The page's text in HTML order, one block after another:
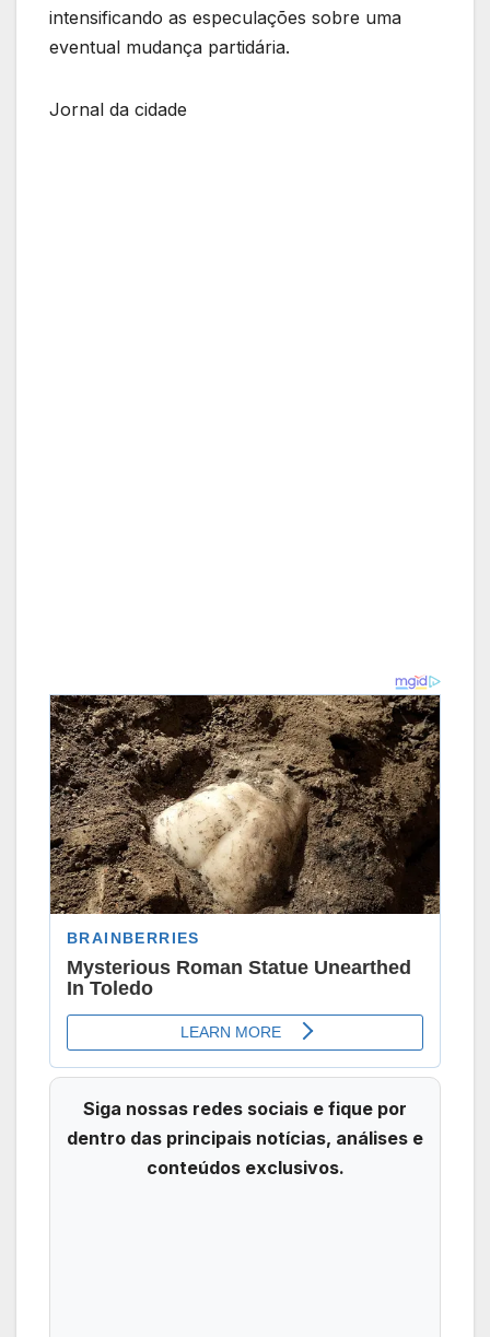
intensificando as especulações sobre uma
eventual mudança partidária.
Jornal da cidade
Siga nossas redes sociais e fique por
dentro das principais notícias, análises e
conteúdos exclusivos.